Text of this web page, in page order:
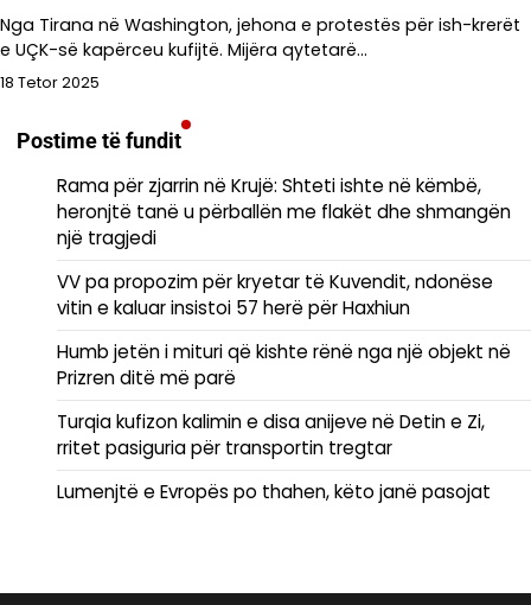
Nga Tirana në Washington, jehona e protestës për ish-krerët
e UÇK-së kapërceu kufijtë. Mijëra qytetarë…
18 Tetor 2025
Postime të fundit
Rama për zjarrin në Krujë: Shteti ishte në këmbë,
heronjtë tanë u përballën me flakët dhe shmangën
një tragjedi
VV pa propozim për kryetar të Kuvendit, ndonëse
vitin e kaluar insistoi 57 herë për Haxhiun
Humb jetën i mituri që kishte rënë nga një objekt në
Prizren ditë më parë
Turqia kufizon kalimin e disa anijeve në Detin e Zi,
rritet pasiguria për transportin tregtar
Lumenjtë e Evropës po thahen, këto janë pasojat